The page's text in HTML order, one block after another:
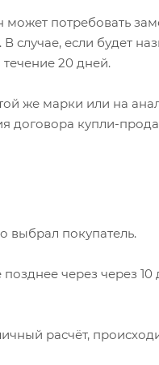
может потребовать
если будет
20 дней.
же марки или на
договора купли-
выбрал покупатель.
через через
расчёт,